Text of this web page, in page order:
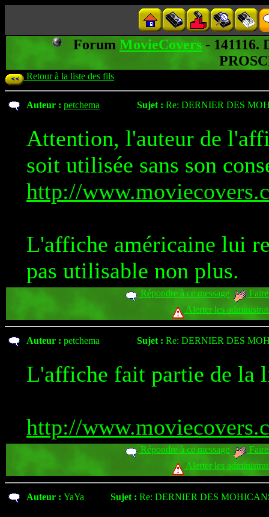
Forum MovieCovers- 141116.
Retour à la liste des fils
Auteur : petchema Sujet : Re: DERNIER DES
Attention, l'auteur de
soit utilisée sans son
http://
L'affiche américaine lui
pas utilisable non plus.
Répondre à ce message
Alerter les
Auteur : petchema Sujet : Re: DERNIER DES
L'affiche fait partie de la
http://
Répondre à ce message
Alerter les
Auteur : YaYa Sujet : Re: DERNIER DES